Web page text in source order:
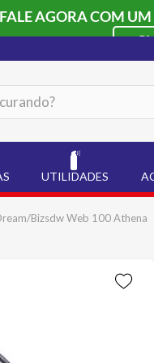
AGORA COM
UTILIDADES
Bizsdw Web 100 Athena